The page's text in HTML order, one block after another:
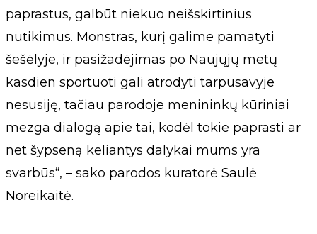
paprastus, galbūt niekuo neišskirtinius
nutikimus. Monstras, kurį galime pamatyti
šešėlyje, ir pasižadėjimas po Naujųjų metų
kasdien sportuoti gali atrodyti tarpusavyje
nesusiję, tačiau parodoje menininkų kūriniai
mezga dialogą apie tai, kodėl tokie paprasti ar
net šypseną keliantys dalykai mums yra
svarbūs“, – sako parodos kuratorė Saulė
Noreikaitė.